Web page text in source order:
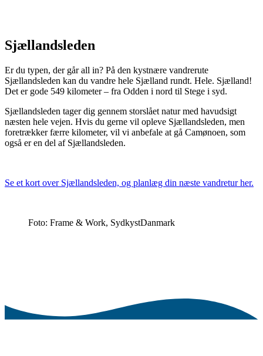
Sjællandsleden
Er du typen, der går all in? På den kystnære vandrerute
Sjællandsleden kan du vandre hele Sjælland rundt. Hele. Sjælland!
Det er gode 549 kilometer – fra Odden i nord til Stege i syd.
Sjællandsleden tager dig gennem storslået natur med havudsigt
næsten hele vejen. Hvis du gerne vil opleve Sjællandsleden, men
foretrækker færre kilometer, vil vi anbefale at gå Camønoen, som
også er en del af Sjællandsleden.
Se et kort over Sjællandsleden, og planlæg din næste vandretur her.
Foto: Frame & Work, SydkystDanmark